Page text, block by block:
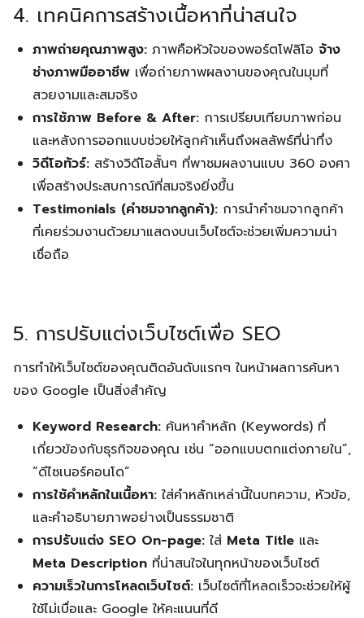
4. เทคนิคการสร้างเนื้อหาที่น่าสนใจ
ภาพถ่ายคุณภาพสูง: ภาพคือหัวใจของพอร์ตโฟลิโอ จ้าง
ช่างภาพมืออาชีพ เพื่อถ่ายภาพผลงานของคุณในมุมที่
สวยงามและสมจริง
การใช้ภาพ Before & After: การเปรียบเทียบภาพก่อน
และหลังการออกแบบช่วยให้ลูกค้าเห็นถึงผลลัพธ์ที่น่าทึ่ง
วิดีโอทัวร์: สร้างวิดีโอสั้นๆ ที่พาชมผลงานแบบ 360 องศา
เพื่อสร้างประสบการณ์ที่สมจริงยิ่งขึ้น
Testimonials (คำชมจากลูกค้า): การนำคำชมจากลูกค้า
ที่เคยร่วมงานด้วยมาแสดงบนเว็บไซต์จะช่วยเพิ่มความน่า
เชื่อถือ
5. การปรับแต่งเว็บไซต์เพื่อ SEO
การทำให้เว็บไซต์ของคุณติดอันดับแรกๆ ในหน้าผลการค้นหา
ของ Google เป็นสิ่งสำคัญ
Keyword Research: ค้นหาคำหลัก (Keywords) ที่
เกี่ยวข้องกับธุรกิจของคุณ เช่น “ออกแบบตกแต่งภายใน”,
“ดีไซเนอร์คอนโด”
การใช้คำหลักในเนื้อหา: ใส่คำหลักเหล่านี้ในบทความ, หัวข้อ,
และคำอธิบายภาพอย่างเป็นธรรมชาติ
การปรับแต่ง SEO On-page: ใส่ Meta Title และ
Meta Description ที่น่าสนใจในทุกหน้าของเว็บไซต์
ความเร็วในการโหลดเว็บไซต์: เว็บไซต์ที่โหลดเร็วจะช่วยให้ผู้
ใช้ไม่เบื่อและ Google ให้คะแนนที่ดี